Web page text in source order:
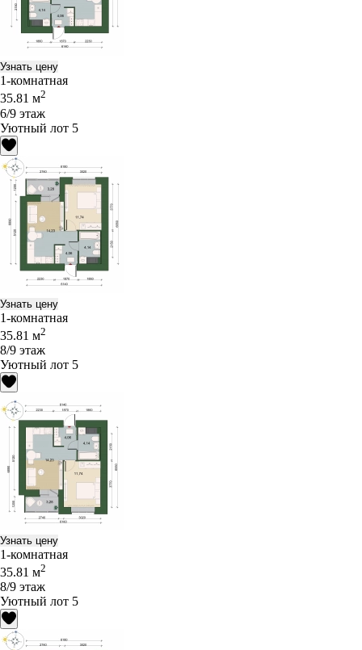
Узнать цену
1-комнатная
35.81 м2
6/9 этаж
Уютный лот 5
Узнать цену
1-комнатная
35.81 м2
8/9 этаж
Уютный лот 5
Узнать цену
1-комнатная
35.81 м2
8/9 этаж
Уютный лот 5